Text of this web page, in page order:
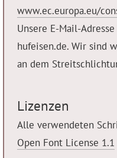
www.ec.europa.eu/
Unsere E-Mail-
hufeisen.de. Wir sind
an dem
Lizenzen
Alle verwendeten
Open Font License 1.1